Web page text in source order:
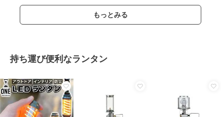
もっとみる
持ち運び便利なランタン